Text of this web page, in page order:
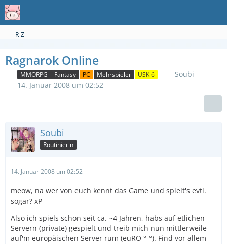
R-Z
Ragnarok Online
MMORPG Fantasy PC Mehrspieler USK 6
Soubi
14. Januar 2008 um 02:52
Soubi
Routinierin
14. Januar 2008 um 02:52
meow, na wer von euch kennt das Game und spielt's evtl.
sogar? xP
Also ich spiels schon seit ca. ~4 Jahren, habs auf etlichen
Servern (private) gespielt und treib mich nun mittlerweile
auf'm europäischen Server rum (euRO °-°). Find vor allem